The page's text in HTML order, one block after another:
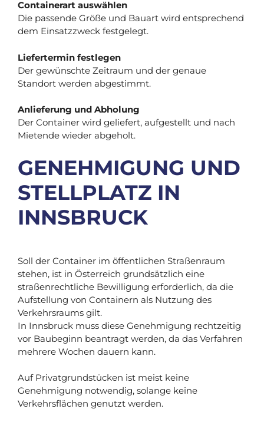
Containerart auswählen
Die passende Größe und Bauart wird entsprechend
dem Einsatzzweck festgelegt.
Liefertermin festlegen
Der gewünschte Zeitraum und der genaue
Standort werden abgestimmt.
Anlieferung und Abholung
Der Container wird geliefert, aufgestellt und nach
Mietende wieder abgeholt.
GENEHMIGUNG UND
STELLPLATZ IN
INNSBRUCK
Soll der Container im öffentlichen Straßenraum
stehen, ist in Österreich grundsätzlich eine
straßenrechtliche Bewilligung erforderlich, da die
Aufstellung von Containern als Nutzung des
Verkehrsraums gilt.
In Innsbruck muss diese Genehmigung rechtzeitig
vor Baubeginn beantragt werden, da das Verfahren
mehrere Wochen dauern kann.
Auf Privatgrundstücken ist meist keine
Genehmigung notwendig, solange keine
Verkehrsflächen genutzt werden.